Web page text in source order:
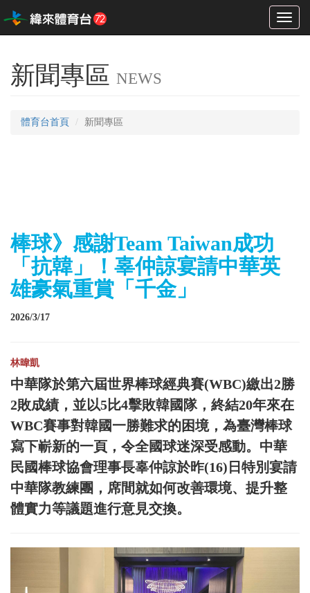
Toggle
新聞專區 NEWS
體育台首頁 新聞專區
棒球》感謝Team Taiwan成功
「抗韓」！辜仲諒宴請中華英
雄豪氣重賞「千金」
2026/3/17
林暐凱
中華隊於第六屆世界棒球經典賽(WBC)繳出2勝
2敗成績，並以5比4擊敗韓國隊，終結20年來在
WBC賽事對韓國一勝難求的困境，為臺灣棒球
寫下嶄新的一頁，令全國球迷深受感動。中華
民國棒球協會理事長辜仲諒於昨(16)日特別宴請
中華隊教練團，席間就如何改善環境、提升整
體實力等議題進行意見交換。